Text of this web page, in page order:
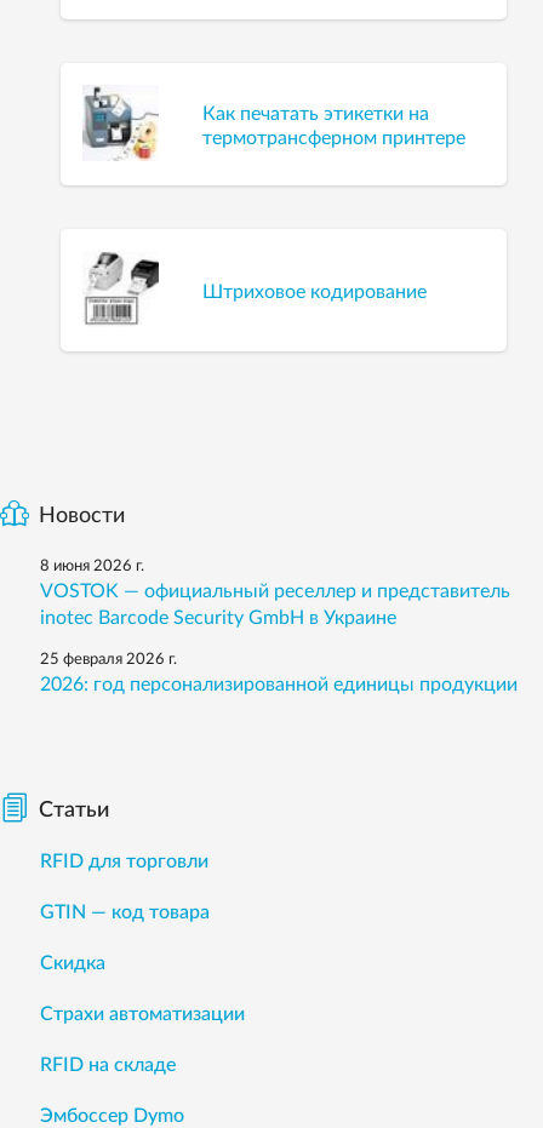
Как печатать этикетки на
термотрансферном принтере
Штриховое кодирование
Новости
8 июня 2026 г.
VOSTOK — официальный реселлер и представитель
inotec Barcode Security GmbH в Украине
25 февраля 2026 г.
2026: год персонализированной единицы продукции
Статьи
RFID для торговли
GTIN — код товара
Скидка
Страхи автоматизации
RFID на складе
Эмбоссер Dymo